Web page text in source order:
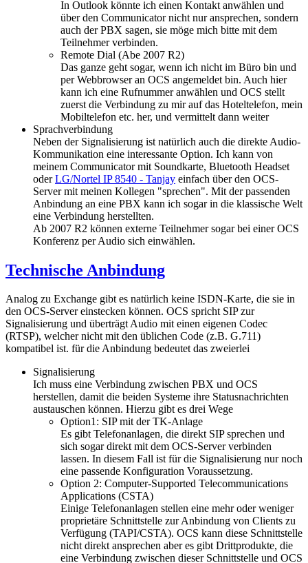
In Outlook könnte ich einen Kontakt anwählen und
über den Communicator nicht nur ansprechen, sondern
auch der PBX sagen, sie möge mich bitte mit dem
Teilnehmer verbinden.
Remote Dial (Abe 2007 R2)
Das ganze geht sogar, wenn ich nicht im Büro bin und
per Webbrowser an OCS angemeldet bin. Auch hier
kann ich eine Rufnummer anwählen und OCS stellt
zuerst die Verbindung zu mir auf das Hoteltelefon, mein
Mobiltelefon etc. her, und vermittelt dann weiter
Sprachverbindung
Neben der Signalisierung ist natürlich auch die direkte Audio-
Kommunikation eine interessante Option. Ich kann von
meinem Communicator mit Soundkarte, Bluetooth Headset
oderLG/Nortel IP 8540 - Tanjay einfach über den OCS-
Server mit meinen Kollegen "sprechen". Mit der passenden
Anbindung an eine PBX kann ich sogar in die klassische Welt
eine Verbindung herstellten.
Ab 2007 R2 können externe Teilnehmer sogar bei einer OCS
Konferenz per Audio sich einwählen.
Technische Anbindung
Analog zu Exchange gibt es natürlich keine ISDN-Karte, die sie in
den OCS-Server einstecken können. OCS spricht SIP zur
Signalisierung und überträgt Audio mit einen eigenen Codec
(RTSP), welcher nicht mit den üblichen Code (z.B. G.711)
kompatibel ist. für die Anbindung bedeutet das zweierlei
Signalisierung
Ich muss eine Verbindung zwischen PBX und OCS
herstellen, damit die beiden Systeme ihre Statusnachrichten
austauschen können. Hierzu gibt es drei Wege
Option1: SIP mit der TK-Anlage
Es gibt Telefonanlagen, die direkt SIP sprechen und
sich sogar direkt mit dem OCS-Server verbinden
lassen. In diesem Fall ist für die Signalisierung nur noch
eine passende Konfiguration Voraussetzung.
Option 2: Computer-Supported Telecommunications
Applications (CSTA)
Einige Telefonanlagen stellen eine mehr oder weniger
proprietäre Schnittstelle zur Anbindung von Clients zu
Verfügung (TAPI/CSTA). OCS kann diese Schnittstelle
nicht direkt ansprechen aber es gibt Drittprodukte, die
eine Verbindung zwischen dieser Schnittstelle und OCS